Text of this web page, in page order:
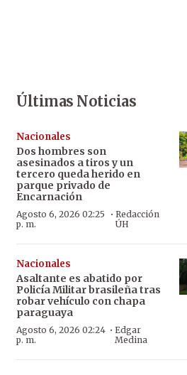
Últimas Noticias
Nacionales
Dos hombres son
asesinados a tiros y un
tercero queda herido en
parque privado de
Encarnación
Agosto 6, 2026 02:25
p. m.
· Redacción
ÚH
Nacionales
Asaltante es abatido por
Policía Militar brasileña tras
robar vehículo con chapa
paraguaya
Agosto 6, 2026 02:24
p. m.
·Edgar
Medina